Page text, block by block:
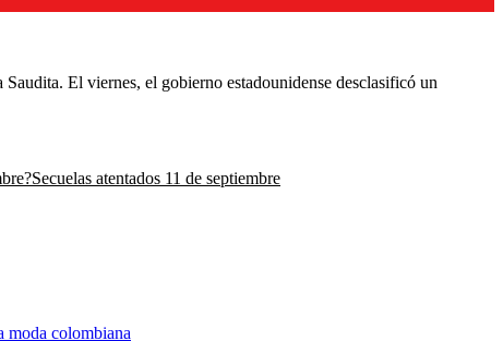
El viernes, el gobierno estadounidense desclasificó un
Secuelas atentados 11 de septiembre
moda colombiana